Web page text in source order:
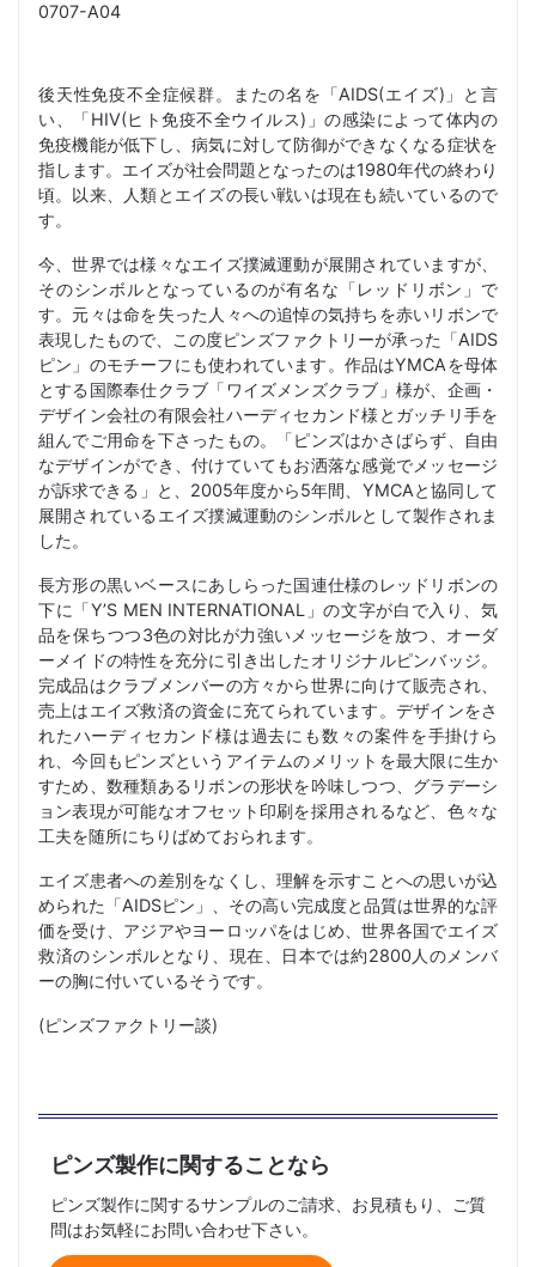
0707-A04
後天性免疫不全症候群。またの名を「AIDS(エイズ)」と言
い、「HIV(ヒト免疫不全ウイルス)」の感染によって体内の
免疫機能が低下し、病気に対して防御ができなくなる症状を
指します。エイズが社会問題となったのは1980年代の終わり
頃。以来、人類とエイズの長い戦いは現在も続いているので
す。
今、世界では様々なエイズ撲滅運動が展開されていますが、
そのシンボルとなっているのが有名な「レッドリボン」で
す。元々は命を失った人々への追悼の気持ちを赤いリボンで
表現したもので、この度ピンズファクトリーが承った「AIDS
ピン」のモチーフにも使われています。作品はYMCAを母体
とする国際奉仕クラブ「ワイズメンズクラブ」様が、企画・
デザイン会社の有限会社ハーディセカンド様とガッチリ手を
組んでご用命を下さったもの。「ピンズはかさばらず、自由
なデザインができ、付けていてもお洒落な感覚でメッセージ
が訴求できる」と、2005年度から5年間、YMCAと協同して
展開されているエイズ撲滅運動のシンボルとして製作されま
した。
長方形の黒いベースにあしらった国連仕様のレッドリボンの
下に「Y’S MEN INTERNATIONAL」の文字が白で入り、気
品を保ちつつ3色の対比が力強いメッセージを放つ、オーダ
ーメイドの特性を充分に引き出したオリジナルピンバッジ。
完成品はクラブメンバーの方々から世界に向けて販売され、
売上はエイズ救済の資金に充てられています。デザインをさ
れたハーディセカンド様は過去にも数々の案件を手掛けら
れ、今回もピンズというアイテムのメリットを最大限に生か
すため、数種類あるリボンの形状を吟味しつつ、グラデーシ
ョン表現が可能なオフセット印刷を採用されるなど、色々な
工夫を随所にちりばめておられます。
エイズ患者への差別をなくし、理解を示すことへの思いが込
められた「AIDSピン」、その高い完成度と品質は世界的な評
価を受け、アジアやヨーロッパをはじめ、世界各国でエイズ
救済のシンボルとなり、現在、日本では約2800人のメンバ
ーの胸に付いているそうです。
(ピンズファクトリー談)
ピンズ製作に関することなら
ピンズ製作に関するサンプルのご請求、お見積もり、ご質
問はお気軽にお問い合わせ下さい。